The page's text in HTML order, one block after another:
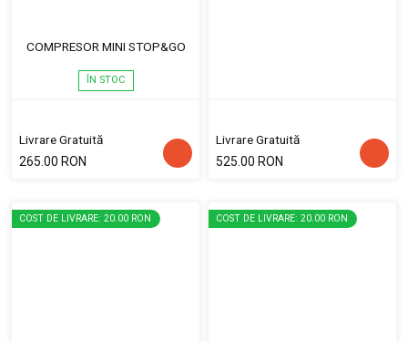
COMPRESOR MINI STOP&GO
ÎN STOC
Livrare Gratuită
265.00 RON
Livrare Gratuită
525.00 RON
COST DE LIVRARE: 20.00 RON COST DE LIVRARE: 20.00 RON